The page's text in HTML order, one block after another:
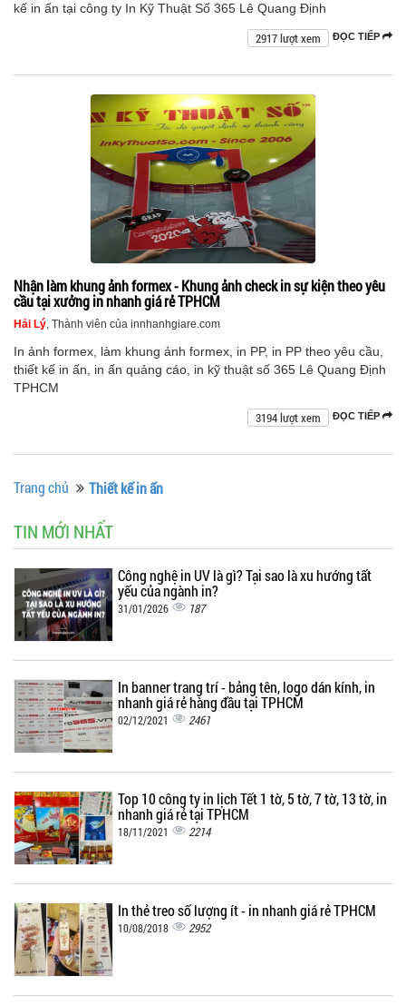
kế in ấn tại công ty In Kỹ Thuật Số 365 Lê Quang Định
ĐỌC TIẾP
2917 lượt xem
Nhận làm khung ảnh formex - Khung ảnh check in sự kiện theo yêu
cầu tại xưởng in nhanh giá rẻ TPHCM
Hải Lý, Thành viên của innhanhgiare.com
In ảnh formex, làm khung ảnh formex, in PP, in PP theo yêu cầu,
thiết kế in ấn, in ấn quảng cáo, in kỹ thuật số 365 Lê Quang Định
TPHCM
ĐỌC TIẾP
3194 lượt xem
Trang chủ Thiết kế in ấn
TIN MỚI NHẤT
Công nghệ in UV là gì? Tại sao là xu hướng tất
yếu của ngành in?
31/01/2026 187
In banner trang trí - bảng tên, logo dán kính, in
nhanh giá rẻ hàng đầu tại TPHCM
02/12/2021 2461
Top 10 công ty in lịch Tết 1 tờ, 5 tờ, 7 tờ, 13 tờ, in
nhanh giá rẻ tại TPHCM
18/11/2021 2214
In thẻ treo số lượng ít - in nhanh giá rẻ TPHCM
10/08/2018 2952